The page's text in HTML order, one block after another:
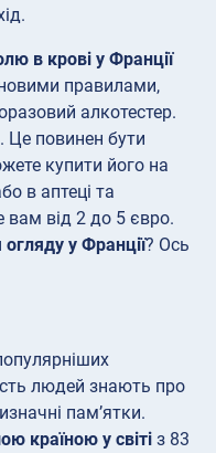
в крові у Франції
правилами,
алкотестер.
повинен бути
купити його на
в аптеці та
вам від 2 до 5 євро.
у Франції? Ось
людей знають про
пам’ятки.
країною у світі з 83